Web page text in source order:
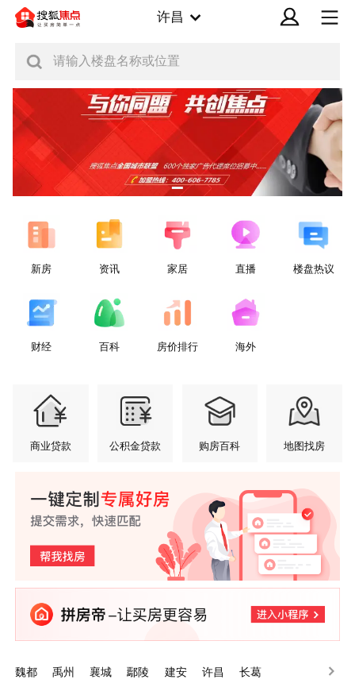
许昌
请输入楼盘名称或位置
新房 资讯 家居 直播 楼盘热议
财经 百科 房价排行 海外
商业贷款 公积金贷款 购房百科 地图找房
魏都 禹州 襄城 鄢陵 建安 许昌 长葛